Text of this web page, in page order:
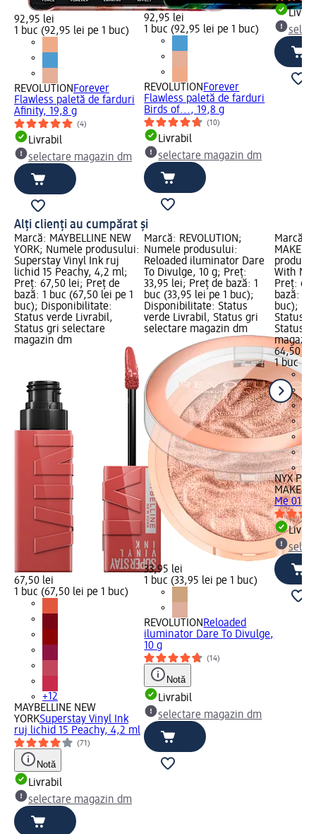
92,95 lei
1 buc (92,95 lei pe 1 buc)
REVOLUTION Forever
Flawless paletă de farduri
Afinity, 19,8 g
(4)
Livrabil
selectare magazin dm
92,95 lei
1 buc (92,95 lei pe 1 buc)
REVOLUTION Forever
Flawless paletă de farduri
Birds of..., 19,8 g
(10)
Livrabil
selectare magazin dm
Alți clienți au cumpărat și
Marcă: MAYBELLINE NEW
YORK; Numele produsului:
Superstay Vinyl Ink ruj
lichid 15 Peachy, 4,2 ml;
Preț: 67,50 lei; Preț de
bază: 1 buc (67,50 lei pe 1
buc); Disponibilitate:
Status verde Livrabil,
Status gri selectare
magazin dm
67,50 lei
1 buc (67,50 lei pe 1 buc)
+12
MAYBELLINE NEW
YORKSuperstay Vinyl Ink
ruj lichid 15 Peachy, 4,2 ml
(71)
Notă
Livrabil
selectare magazin dm
Marcă: REVOLUTION;
Numele produsului:
Reloaded iluminator Dare
To Divulge, 10 g; Preț:
33,95 lei; Preț de bază: 1
buc (33,95 lei pe 1 buc);
Disponibilitate: Status
verde Livrabil, Status gri
selectare magazin dm
33,95 lei
1 buc (33,95 lei pe 1 buc)
REVOLUTION Reloaded
iluminator Dare To Divulge,
10 g
(14)
Notă
Livrabil
selectare magazin dm
Marcă:
With Me
Preț:
bază: 1
buc);
Status
Status
64,50 lei
1 buc
NYX
MAKEUP
Me 01